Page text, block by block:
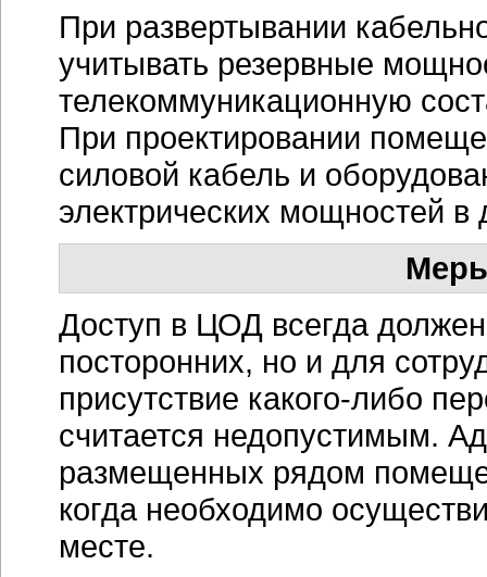
При развертывании
учитывать резервные
телекоммуникационную
При проектировании
силовой кабель и
электрических мощностей
Доступ в ЦОД всегда
посторонних, но и для
присутствие какого-либо
считается недопустимым.
размещенных рядом
когда необходимо
месте.